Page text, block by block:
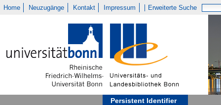
Home Neuzugänge Kontakt Impressum Erweiterte Suche
Persistent Identifier